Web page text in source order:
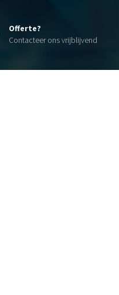
Offerte?
Contacteer ons vrijblijvend